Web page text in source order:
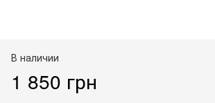
В наличии
1 850 грн